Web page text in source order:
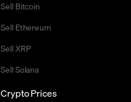
Sell Bitcoin
Sell Ethereum
Sell XRP
Sell Solana
Crypto Prices